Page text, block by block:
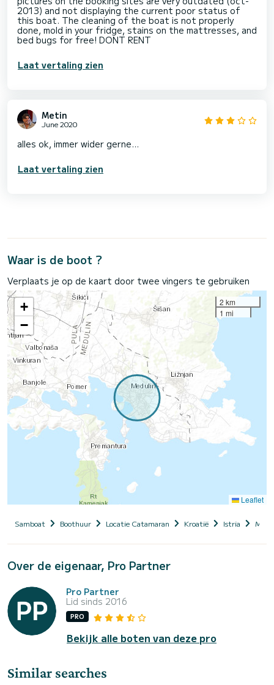
2013) and not displaying the current poor status of
this boat. The cleaning of the boat is not properly
done, mold in your fridge, stains on the mattresses, and
bed bugs for free! DONT RENT
Laat vertaling zien
Metin
June 2020
alles ok, immer wider gerne...
Laat vertaling zien
Waar is de boot ?
Verplaats je op de kaart door twee vingers te gebruiken
+
−
2 km
1 mi
Leaflet
Samboat Boothuur Locatie Catamaran Kroatië Istria
Over de eigenaar, Pro Partner
Pro Partner
Lid sinds 2016
PRO
Bekijk alle boten van deze pro
Similar searches